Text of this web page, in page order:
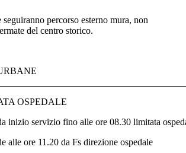
percorso esterno mura, non
del centro storico.
OSPEDALE
inizio servizio fino alle ore 08.30 limitata
alle ore 11.20 da Fs direzione ospedale